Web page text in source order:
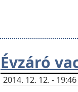
Évzáró
2014. 12. 12. -